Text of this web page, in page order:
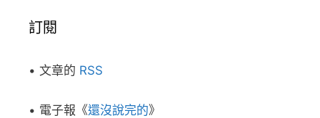
訂閱
• 文章的 RSS
• 電子報《還沒說完的》